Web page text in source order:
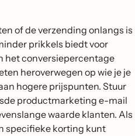
of de verzending onlangs is
prikkels biedt voor
het conversiepercentage
heroverwegen op wie je je
hogere prijspunten. Stuur
productmarketing e-mail
waarde klanten. Als
specifieke korting kunt